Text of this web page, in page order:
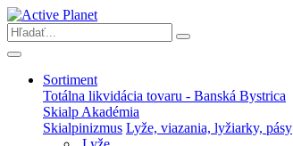
Sortiment
Totálna likvidácia tovaru - Banská Bystrica
Skialp Akadémia
Skialpinizmus Lyže, viazania, lyžiarky, pásy